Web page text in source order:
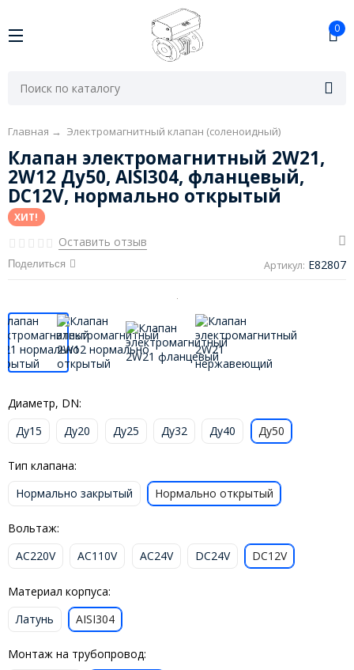
0
Главная → Электромагнитный клапан (соленоидный)
Клапан электромагнитный 2W21,
2W12 Ду50, AISI304, фланцевый,
DC12V, нормально открытый
ХИТ!
Оставить отзыв
Поделиться Артикул: E82807
Диаметр, DN:
Ду15
Ду20 Ду25 Ду32 Ду40 Ду50
Тип клапана:
Нормально закрытый
Нормально открытый
Вольтаж:
AC220V
AC110V AC24V DC24V DC12V
Материал корпуса:
Латунь
AISI304
Монтаж на трубопровод: